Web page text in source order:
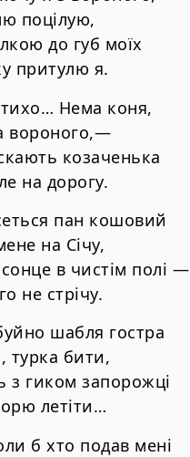
поцілую,
до губ моїх
притулю я.
Нема коня,
вороного,—
козаченька
на дорогу.
пан кошовий
на Січу,
в чистім полі —
не стрічу.
шабля гостра
турка бити,
з гиком запорожці
летіти…
б хто подав мені